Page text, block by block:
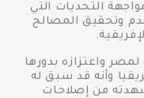
التحديات التي
وتحقيق المصالح
واعتزازه بدورها
وأنه قد سبق له
من إصلاحات